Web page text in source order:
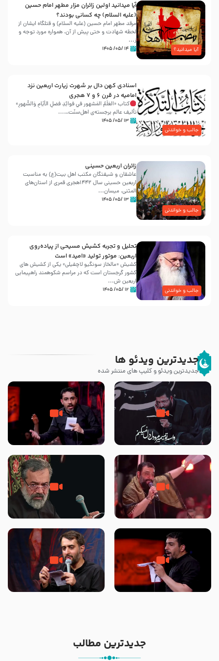
آیا میدانید؟
آیا میدانید اولین زائران مزار مطهر امام حسین
(علیه السلام) چه کسانی بودند؟
مرقد مطهر امام حسین (علیه السلام) و قتلگاه ایشان از
لحظه شهادت و حتی پیش از آن، همواره مورد توجه و
ز...
۱۴ /۰۵/ ۱۴۰۵
جالب و خواندنی
اسنادی کهن دال بر شهرت زیارت اربعین نزد
امامیه در قرن ۶ و ۷ هجری
کتاب «العَلَمُ المَشهور في فَوائِدِ فَضلِ الأيّامِ وَالشُّهورِ»
تألیف عالم برجسته‌ی اهل‌سنّت…...
۱۳ /۰۵/ ۱۴۰۵
جالب و خواندنی
زائران اربعین حسینی
عاشقان و شیفتگان مکتب اهل بیت(ع) به مناسبت
اربعین حسینی سال ۱۴۴۲هجری قمری از استان‌های
المثنی، میسان...
۱۳ /۰۵/ ۱۴۰۵
جالب و خواندنی
تحلیل و تجربه کشیش مسیحی از پیاده‌روی
اربعین: موتور تولید «امید» است
کشیش «مالخاز سونگیو لاچفیلی» یکی از کشیش های
کشور گرجستان است که در مراسم شکوهمند راهپیمایی
اربعین ش...
۱۲ /۰۵/ ۱۴۰۵
جدیدترین ویدئو ها
جدیدترین ویدئو و کلیپ های منتشر شده
مصداق کربلا – حاج حسین سیب
سرخی
شور ، حسینا! به‌ حق زهرا «أُنْظُرْ
إِلَینا» – عزاداری شب هفتم ماه
جانا جانا ابی عبدالله – کربلایی جواد
مقدم – شب هشتم محرم 1448 –
مادر منم مثل تو خمیدم – حاج
محمود کریمی – شهادت حضرت
هیئت رایة العباس علیه السلام
تک ، عبّاس، صاحب دل‌هاست –
حاج حنیف طاهری – عزاداری شب
من غلام نوکراتم من عاشق کربلاتم
– شور زمینه – شب هفتم – محرم
جدیدترین مطالب